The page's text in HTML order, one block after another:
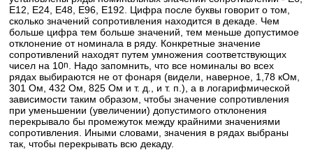
Е12, Е24, Е48, Е96, Е192. Цифра после буквы говорит о том,
сколько значений сопротивления находится в декаде. Чем
больше цифра тем больше значений, тем меньше допустимое
отклонение от номинала в ряду. Конкретные значение
сопротивлений находят путем умножения соответствующих
чисел на 10n
. Надо запомнить, что все номиналы во всех
рядах выбираются не от фонаря (видели, наверное, 1,78 кОм,
301 Ом, 432 Ом, 825 Ом и т. д., и т. п.), а в логарифмической
зависимости таким образом, чтобы значение сопротивления
при уменьшении (увеличении) допустимого отклонения
перекрывало бы промежуток между крайними значениями
сопротивления. Иными словами, значения в рядах выбраны
так, чтобы перекрывать всю декаду.